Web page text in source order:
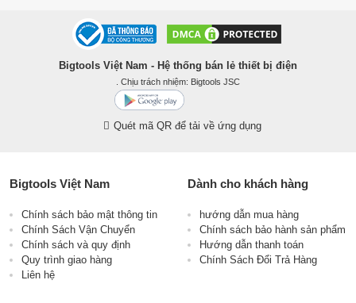
Bigtools Việt Nam - Hệ thống bán lẻ thiết bị điện
. Chịu trách nhiệm: Bigtools JSC
Quét mã QR để tải về ứng dụng
Bigtools Việt Nam
Chính sách bảo mật thông tin
Chính Sách Vận Chuyển
Chính sách và quy định
Quy trình giao hàng
Liên hệ
Dành cho khách hàng
hướng dẫn mua hàng
Chính sách bảo hành sản phẩm
Hướng dẫn thanh toán
Chính Sách Đổi Trả Hàng